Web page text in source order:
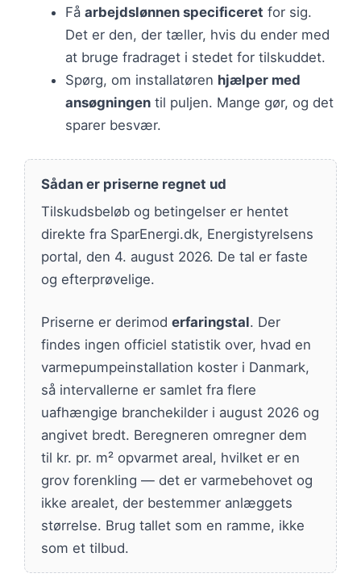
Få arbejdslønnen specificeret for sig.
Det er den, der tæller, hvis du ender med
at bruge fradraget i stedet for tilskuddet.
Spørg, om installatøren hjælper med
ansøgningen til puljen. Mange gør, og det
sparer besvær.
Sådan er priserne regnet ud
Tilskudsbeløb og betingelser er hentet
direkte fra SparEnergi.dk, Energistyrelsens
portal, den 4. august 2026. De tal er faste
og efterprøvelige.
Priserne er derimod erfaringstal. Der
findes ingen officiel statistik over, hvad en
varmepumpeinstallation koster i Danmark,
så intervallerne er samlet fra flere
uafhængige branchekilder i august 2026 og
angivet bredt. Beregneren omregner dem
til kr. pr. m² opvarmet areal, hvilket er en
grov forenkling — det er varmebehovet og
ikke arealet, der bestemmer anlæggets
størrelse. Brug tallet som en ramme, ikke
som et tilbud.